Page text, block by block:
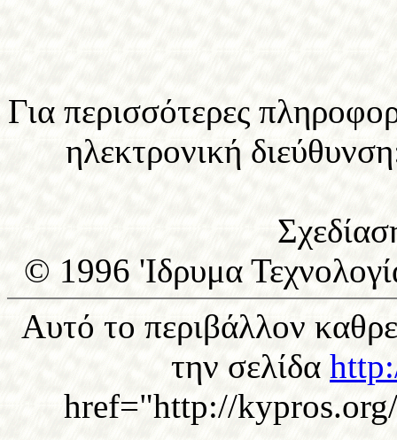
Για περισσότερες
ηλεκτρονική
© 1996 'Ιδρυμα
Αυτό το περιβάλλον
την σελίδα
href="http://